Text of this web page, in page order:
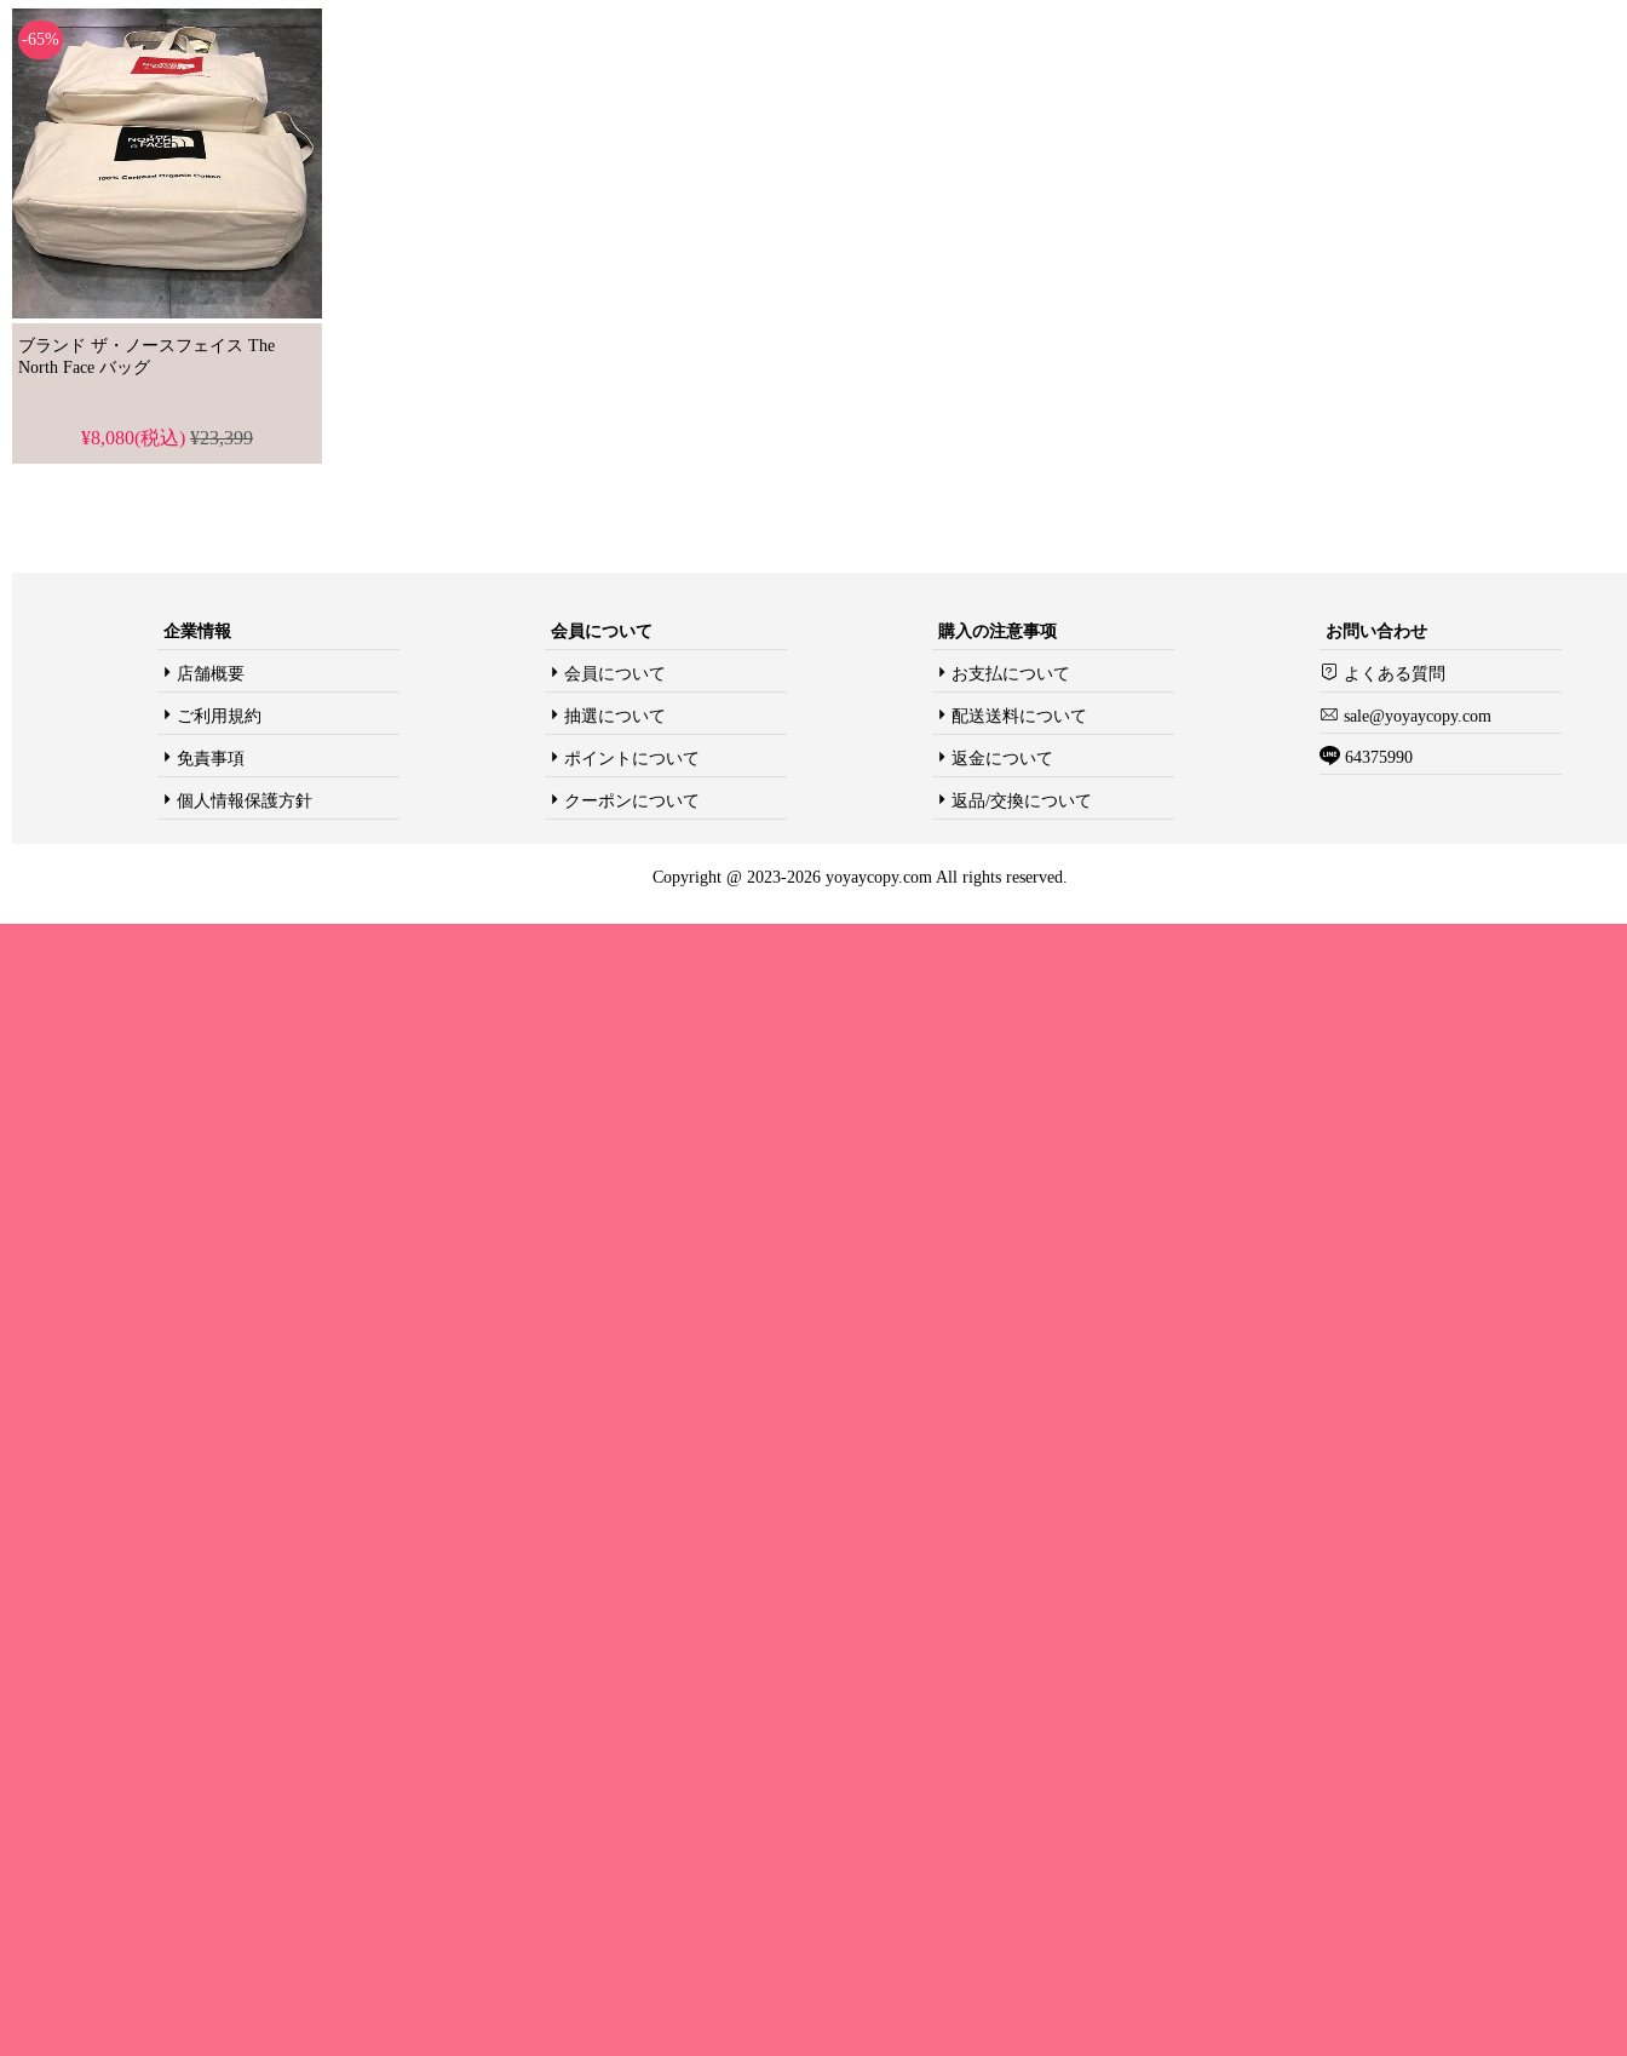
-65%
ブランド ザ・ノースフェイス The
North Face バッグ
¥8,080(税込) ¥23,399
企業情報
店舗概要
ご利用規約
免責事項
個人情報保護方針
会員について
会員について
抽選について
ポイントについて
クーポンについて
購入の注意事项
お支払について
配送送料について
返金について
返品/交換について
お問い合わせ
よくある質問
sale@yoyaycopy.com
64375990
Copyright @ 2023-2026 yoyaycopy.com All rights reserved.